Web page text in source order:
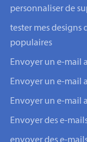
personnaliser de
tester mes designs
populaires
Envoyer un e-mail
Envoyer un e-mail
Envoyer un e-mail
Envoyer des e-